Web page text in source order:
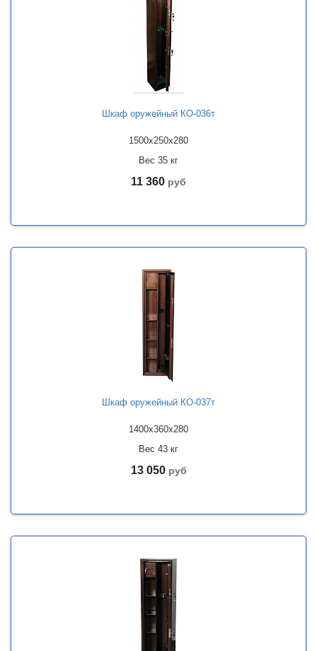
Шкаф оружейный КО-036т
1500x250x280
Вес 35 кг
11 360 руб
Шкаф оружейный КО-037т
1400x360x280
Вес 43 кг
13 050 руб